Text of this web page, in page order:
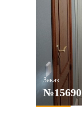
Заказ
№15690